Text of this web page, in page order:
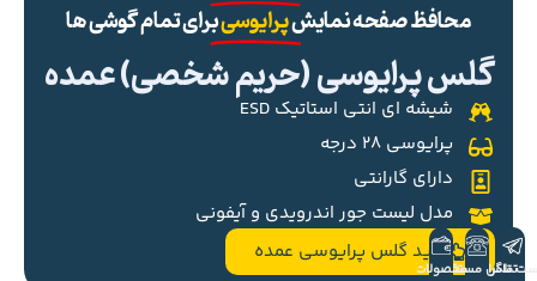
محافظ صفحه نمایشپرایوسیبرای تمام گوشی ها
گلس پرایوسی (حریم شخصی) عمده
شیشه ای انتی استاتیک ESD
پرایوسی ۲۸ درجه
دارای گارانتی
مدل لیست جور اندرویدی و آیفونی
خرید گلس پرایوسی عمده
تلگرام
تماس مستقیم
محصولات